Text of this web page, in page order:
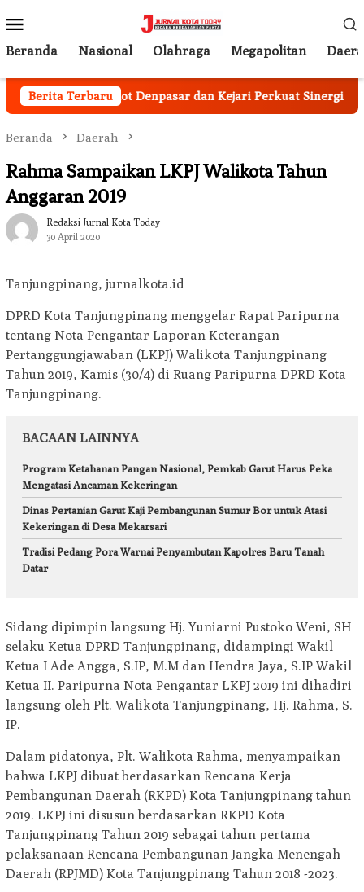
ke
kontenMobile
Beranda Nasional Olahraga Megapolitan
Berita Terbaru
Pemkot Denpasar dan Kejari Perkuat Sinergi
Beranda Daerah
Rahma Sampaikan LKPJ Walikota Tahun
Anggaran 2019
Redaksi Jurnal Kota Today
30 April 2020
Tanjungpinang, jurnalkota.id
DPRD Kota Tanjungpinang menggelar Rapat Paripurna
tentang Nota Pengantar Laporan Keterangan
Pertanggungjawaban (LKPJ) Walikota Tanjungpinang
Tahun 2019, Kamis (30/4) di Ruang Paripurna DPRD Kota
Tanjungpinang.
BACAAN LAINNYA
Program Ketahanan Pangan Nasional, Pemkab Garut Harus Peka
Mengatasi Ancaman Kekeringan
Dinas Pertanian Garut Kaji Pembangunan Sumur Bor untuk Atasi
Kekeringan di Desa Mekarsari
Tradisi Pedang Pora Warnai Penyambutan Kapolres Baru Tanah
Datar
Sidang dipimpin langsung Hj. Yuniarni Pustoko Weni, SH
selaku Ketua DPRD Tanjungpinang, didampingi Wakil
Ketua I Ade Angga, S.IP, M.M dan Hendra Jaya, S.IP Wakil
Ketua II. Paripurna Nota Pengantar LKPJ 2019 ini dihadiri
langsung oleh Plt. Walikota Tanjungpinang, Hj. Rahma, S.
IP.
Dalam pidatonya, Plt. Walikota Rahma, menyampaikan
bahwa LKPJ dibuat berdasarkan Rencana Kerja
Pembangunan Daerah (RKPD) Kota Tanjungpinang tahun
2019. LKPJ ini disusun berdasarkan RKPD Kota
Tanjungpinang Tahun 2019 sebagai tahun pertama
pelaksanaan Rencana Pembangunan Jangka Menengah
Daerah (RPJMD) Kota Tanjungpinang Tahun 2018 -2023.